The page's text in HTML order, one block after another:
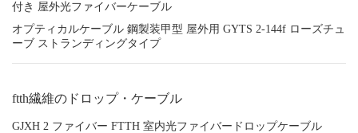
付き 屋外光ファイバーケーブル
オプティカルケーブル 鋼製装甲型 屋外用 GYTS 2-144f ローズチュ
ーブ ストランディングタイプ
ftth繊維のドロップ・ケーブル
GJXH 2 ファイバー FTTH 室内光ファイバードロップケーブル